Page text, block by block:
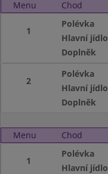
Menu
Chod
1
Polévka
Hlavní jídlo
Doplněk
2
Polévka
Hlavní jídlo
Doplněk
Menu Chod
1
Polévka
Hlavní jídlo